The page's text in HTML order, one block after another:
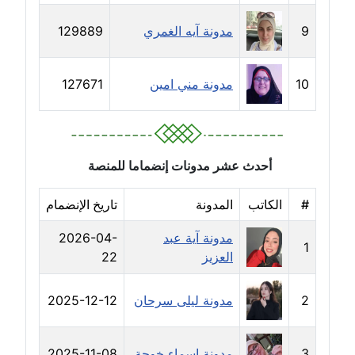
مدونة خالد العامري
معلق
مدونة خالد دومه
عاملة
مدونة خالد صالح
عاملة
مدونة خالد عويس
عاملة
مدونة خالد منير
عاملة
مدونة خليل السيد
9 مدونة آيه الغمري 129889
10 مدونة مني امين 127671
أحدث عشر مدونات إنضماما للمنصة
# الكاتب المدونة تاريخ الإنضمام
1
مدونة آية عبد
العزيز
2026-04-
22
2 مدونة ليلى سرحان 2025-12-12